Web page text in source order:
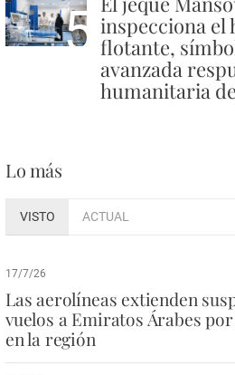
5 inspecciona el
flotante,
avanzada
humanitaria
Lo más
VISTO ACTUAL
17/7/26
Las aerolíneas extienden
vuelos a Emiratos Árabes
en la región